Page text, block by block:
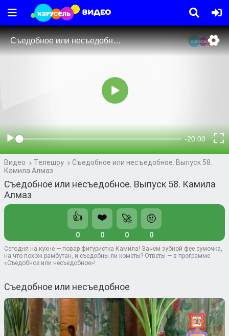
Видео Телешоу
Съедобное или несъедобное. Выпуск 58.
Камила Алмаз
Съедобное или несъедобное. Выпуск 58. Камила
Алмаз
👍
0
❤️
0
🚀
0
🤨
0
Сегодня на кухне — повар-фигуристка Камила! Зачем зубной фее сумочка,
на что похож рамбутан, и съедобны ли кометы? Ответы — в программе
«Съедобное или несъедобное»!
Съедобное или несъедобное